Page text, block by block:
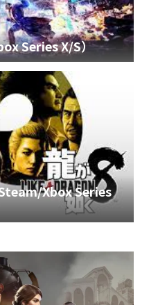
Series X/S）
Xbox Series